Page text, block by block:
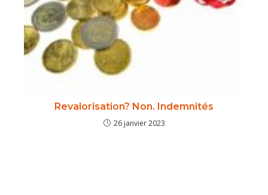
Revalorisation? Non. Indemnités
26 janvier 2023